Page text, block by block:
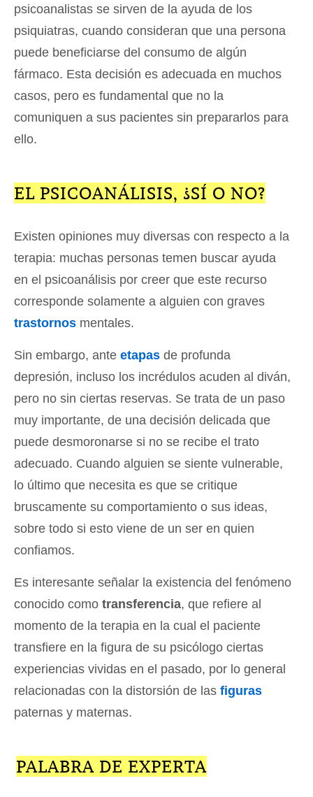
psicoanalistas se sirven de la ayuda de los
psiquiatras, cuando consideran que una persona
puede beneficiarse del consumo de algún
fármaco. Esta decisión es adecuada en muchos
casos, pero es fundamental que no la
comuniquen a sus pacientes sin prepararlos para
ello.
EL PSICOANÁLISIS, ¿SÍ O NO?
Existen opiniones muy diversas con respecto a la
terapia: muchas personas temen buscar ayuda
en el psicoanálisis por creer que este recurso
corresponde solamente a alguien con graves
trastornos mentales.
Sin embargo, ante etapas de profunda
depresión, incluso los incrédulos acuden al diván,
pero no sin ciertas reservas. Se trata de un paso
muy importante, de una decisión delicada que
puede desmoronarse si no se recibe el trato
adecuado. Cuando alguien se siente vulnerable,
lo último que necesita es que se critique
bruscamente su comportamiento o sus ideas,
sobre todo si esto viene de un ser en quien
confiamos.
Es interesante señalar la existencia del fenómeno
conocido como transferencia, que refiere al
momento de la terapia en la cual el paciente
transfiere en la figura de su psicólogo ciertas
experiencias vividas en el pasado, por lo general
relacionadas con la distorsión de las figuras
paternas y maternas.
PALABRA DE EXPERTA